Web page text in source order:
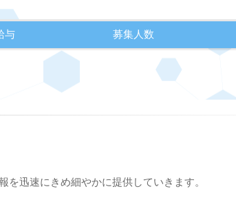
与 募集人数
を迅速にきめ細やかに提供していきます。